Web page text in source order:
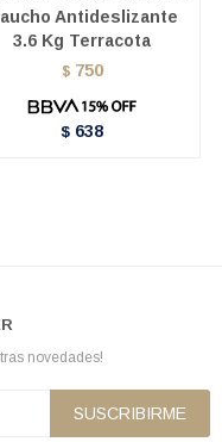
Antideslizante
3.6 Kg Terracota
$ 750
$ 638
novedades!
SUSCRIBIRME